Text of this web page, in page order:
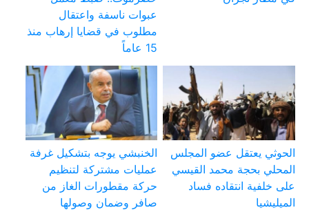
عبوات ناسفة واعتقال
مطلوب في قضايا إرهاب منذ
15 عاماً
الحوثي يعتقل عضو المجلس
المحلي بحجة محمد القيسي
على خلفية انتقاده فساد
الميليشيا
الخنبشي يوجه بتشكيل غرفة
عمليات مشتركة لتنظيم
حركة مقطورات الغاز من
صافر وضمان وصولها